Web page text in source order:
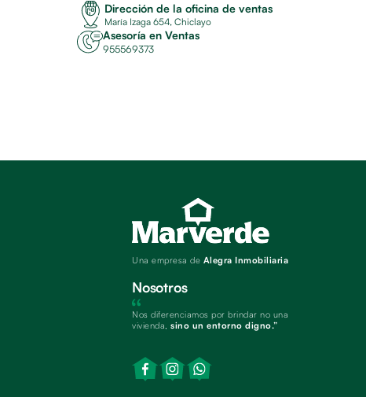
Dirección de la oficina de ventas
María Izaga 654, Chiclayo
Asesoría en Ventas
955569373
Una empresa de Alegra Inmobiliaria
Nosotros
Nos diferenciamos por brindar no una
vivienda, sino un entorno digno.”